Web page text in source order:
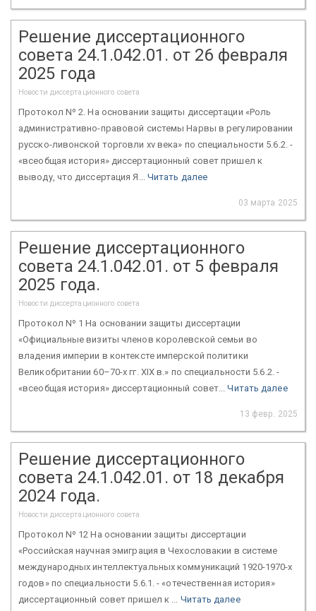
Решение диссертационного
совета 24.1.042.01. от 26 февраля
2025 года
Новости диссертационного совета
Протокол Nº 2. На основании защиты диссертации «Роль
административно-правовой системы Нарвы в регулировании
русско-ливонской торговли xv века» по специальности 5.6.2. -
«всеобщая история» диссертационный совет пришел к
выводу, что диссертация Я... Читать далее
03 марта 2025
Решение диссертационного
совета 24.1.042.01. от 5 февраля
2025 года.
Новости диссертационного совета
Протокол Nº 1 На основании защиты диссертации
«Официальные визиты членов королевской семьи во
владения империи в контексте имперской политики
Великобритании 60–70-х гг. XIX в.» по специальности 5.6.2. -
«всеобщая история» диссертационный совет...Читать далее
13 февр. 2025
Решение диссертационного
совета 24.1.042.01. от 18 декабря
2024 года.
Новости диссертационного совета
Протокол Nº 12 На основании защиты диссертации
«Российская научная эмиграция в Чехословакии в системе
международных интеллектуальных коммуникаций 1920-1970-х
годов» по специальности 5.6.1. - «отечественная история»
диссертационный совет пришел к ... Читать далее